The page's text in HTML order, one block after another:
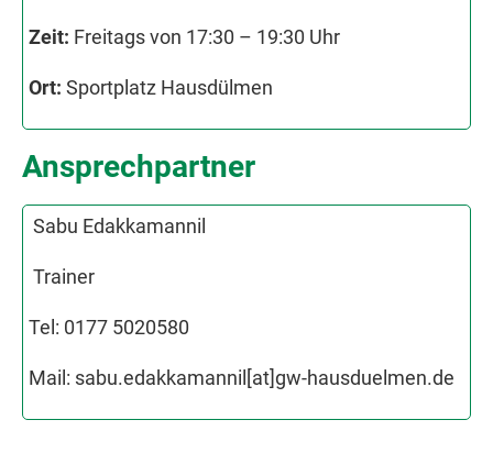
Zeit: Freitags von 17:30 – 19:30 Uhr
Ort: Sportplatz Hausdülmen
Ansprechpartner
Sabu Edakkamannil
Trainer
Tel: 0177 5020580
Mail: sabu.edakkamannil[at]gw-hausduelmen.de